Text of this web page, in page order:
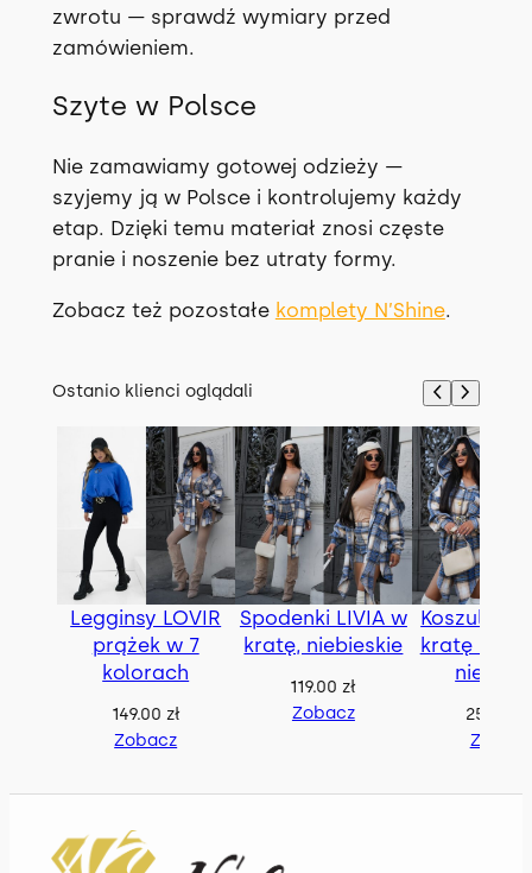
zwrotu — sprawdź wymiary przed
zamówieniem.
Szyte w Polsce
Nie zamawiamy gotowej odzieży —
szyjemy ją w Polsce i kontrolujemy każdy
etap. Dzięki temu materiał znosi częste
pranie i noszenie bez utraty formy.
Zobacz też pozostałe komplety N’Shine.
Ostanio klienci oglądali
Legginsy LOVIR
prążek w 7
kolorach
149.00 zł
Zobacz
Spodenki LIVIA w
kratę, niebieskie
119.00zł
Zobacz
Koszula
kratę z
259.00
Zobacz